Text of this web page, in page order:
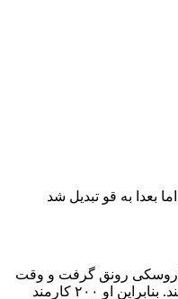
بعدا به قو تبدیل شد
رونق گرفت و وقت
آن رسید که نیروی بیشتری استخدام کند. بنابراین او ۲۰۰ کارمند